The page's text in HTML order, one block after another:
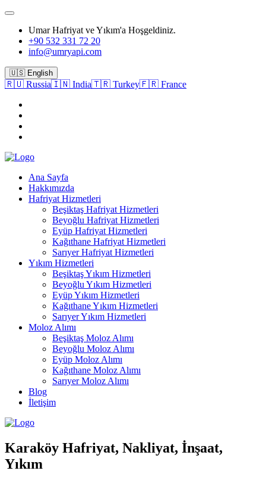
Umar Hafriyat ve Yıkım'a Hoşgeldiniz.
+90 532 331 72 20
info@umryapi.com
🇺🇸 English
🇷🇺 Russia🇮🇳 India🇹🇷 Turkey🇫🇷 France
Ana Sayfa
Hakkımızda
Hafriyat Hizmetleri
Beşiktaş Hafriyat Hizmetleri
Beyoğlu Hafriyat Hizmetleri
Eyüp Hafriyat Hizmetleri
Kağıthane Hafriyat Hizmetleri
Sarıyer Hafriyat Hizmetleri
Yıkım Hizmetleri
Beşiktaş Yıkım Hizmetleri
Beyoğlu Yıkım Hizmetleri
Eyüp Yıkım Hizmetleri
Kağıthane Yıkım Hizmetleri
Sarıyer Yıkım Hizmetleri
Moloz Alımı
Beşiktaş Moloz Alımı
Beyoğlu Moloz Alımı
Eyüp Moloz Alımı
Kağıthane Moloz Alımı
Sarıyer Moloz Alımı
Blog
İletişim
Karaköy Hafriyat, Nakliyat, İnşaat,
Yıkım